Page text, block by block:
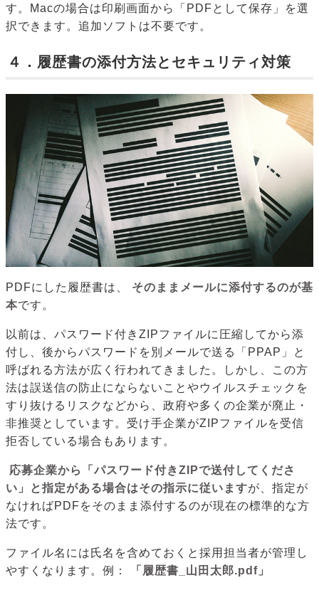
す。Macの場合は印刷画面から「PDFとして保存」を選
択できます。追加ソフトは不要です。
４．履歴書の添付方法とセキュリティ対策
PDFにした履歴書は、
そのままメールに添付するのが基
本です。
以前は、パスワード付きZIPファイルに圧縮してから添
付し、後からパスワードを別メールで送る「PPAP」と
呼ばれる方法が広く行われてきました。しかし、この方
法は誤送信の防止にならないことやウイルスチェックを
すり抜けるリスクなどから、政府や多くの企業が廃止・
非推奨としています。受け手企業がZIPファイルを受信
拒否している場合もあります。
応募企業から「パスワード付きZIPで送付してくださ
い」と指定がある場合はその指示に従いますが、指定が
なければPDFをそのまま添付するのが現在の標準的な方
法です。
ファイル名には氏名を含めておくと採用担当者が管理し
やすくなります。例：
「履歴書_山田太郎.pdf」